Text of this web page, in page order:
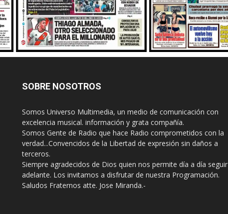
SOBRE NOSOTROS
Somos Universo Multimedia, un medio de comunicación con
excelencia musical. información y grata compañía.
Somos Gente de Radio que hace Radio comprometidos con la
verdad...Convencidos de la Libertad de expresión sin daños a
terceros.
Siempre agradecidos de Dios quien nos permite día a día seguir
adelante. Los invitamos a disfrutar de nuestra Programación.
Saludos Fraternos atte. Jose Miranda.-